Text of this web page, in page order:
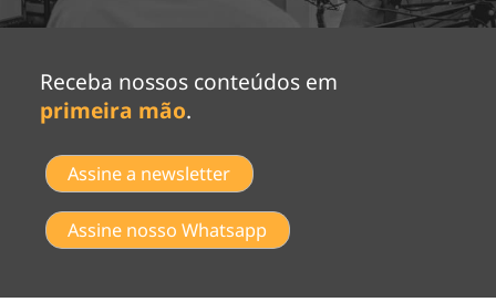
Receba nossos conteúdos em
primeira mão.
Assine a newsletter
Assine nosso Whatsapp